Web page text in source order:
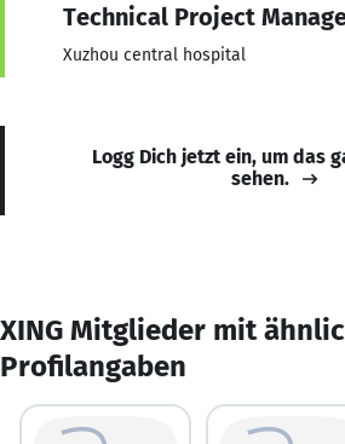
Technical Project
Xuzhou central hospital
Logg Dich jetzt ein, um das
sehen.
XING Mitglieder mit
Profilangaben